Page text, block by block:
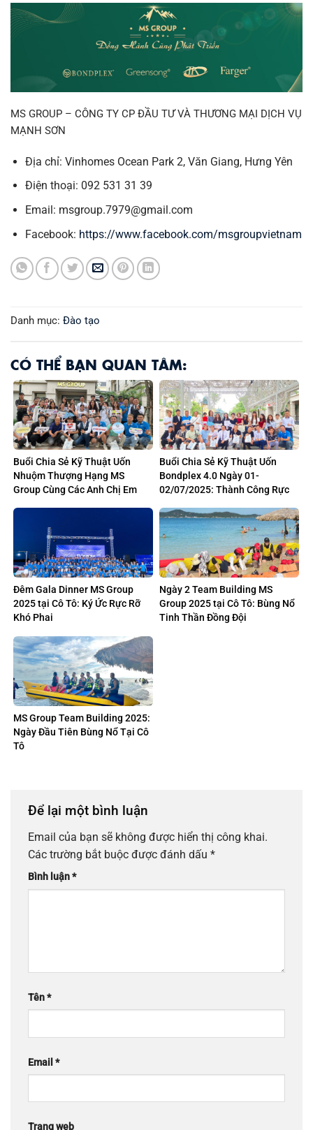
MS GROUP – CÔNG TY CP ĐẦU TƯ VÀ THƯƠNG MẠI DỊCH VỤ
MẠNH SƠN
Địa chỉ: Vinhomes Ocean Park 2, Văn Giang, Hưng Yên
Điện thoại: 092 531 31 39
Email: msgroup.7979@gmail.com
Facebook: https://www.facebook.com/msgroupvietnam
Danh mục: Đào tạo
CÓ THỂ BẠN QUAN TÂM:
Buổi Chia Sẻ Kỹ Thuật Uốn
Nhuộm Thượng Hạng MS
Group Cùng Các Anh Chị Em
Buổi Chia Sẻ Kỹ Thuật Uốn
Bondplex 4.0 Ngày 01-
02/07/2025: Thành Công Rực
Đêm Gala Dinner MS Group
2025 tại Cô Tô: Ký Ức Rực Rỡ
Khó Phai
Ngày 2 Team Building MS
Group 2025 tại Cô Tô: Bùng Nổ
Tinh Thần Đồng Đội
MS Group Team Building 2025:
Ngày Đầu Tiên Bùng Nổ Tại Cô
Tô
Để lại một bình luận
Email của bạn sẽ không được hiển thị công khai.
Các trường bắt buộc được đánh dấu *
Bình luận*
Tên*
Email *
Trang web